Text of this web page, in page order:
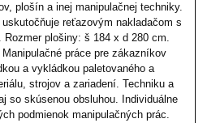
plošín a inej manipulačnej techniky.
reťazovým nakladačom s
Rozmer plošiny: š 184 x d 280 cm.
Manipulačné práce pre zákazníkov
a vykládkou paletovaného a
strojov a zariadení. Techniku a
so skúsenou obsluhou. Individuálne
podmienok manipulačných prác.